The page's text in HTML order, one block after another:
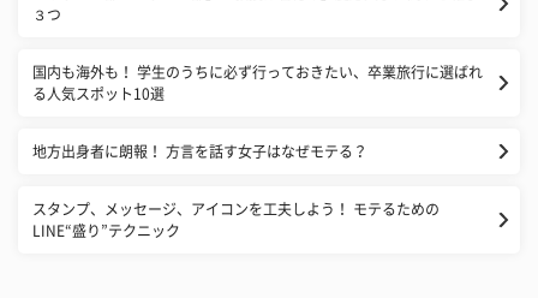
３つ
国内も海外も！ 学生のうちに必ず行っておきたい、卒業旅行に選ばれ
る人気スポット10選
地方出身者に朗報！ 方言を話す女子はなぜモテる？
スタンプ、メッセージ、アイコンを工夫しよう！ モテるための
LINE“盛り”テクニック